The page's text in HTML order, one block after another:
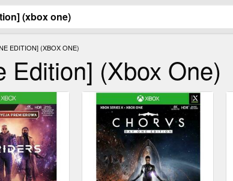
EDITION] (XBOX ONE)
Edition] (Xbox One)